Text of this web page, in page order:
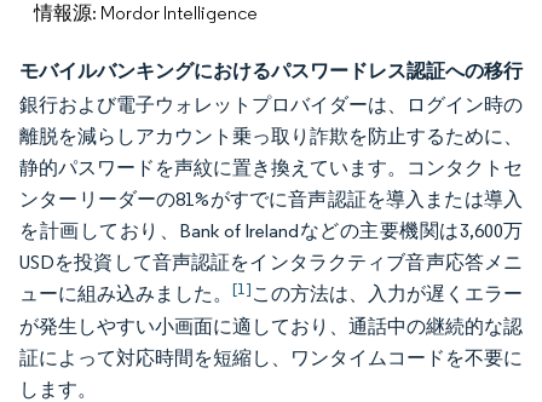
情報源: Mordor Intelligence
モバイルバンキングにおけるパスワードレス認証への移行
銀行および電子ウォレットプロバイダーは、ログイン時の
離脱を減らしアカウント乗っ取り詐欺を防止するために、
静的パスワードを声紋に置き換えています。コンタクトセ
ンターリーダーの81%がすでに音声認証を導入または導入
を計画しており、Bank of Irelandなどの主要機関は3,600万
USDを投資して音声認証をインタラクティブ音声応答メニ
ューに組み込みました。 [1]この方法は、入力が遅くエラー
が発生しやすい小画面に適しており、通話中の継続的な認
証によって対応時間を短縮し、ワンタイムコードを不要に
します。